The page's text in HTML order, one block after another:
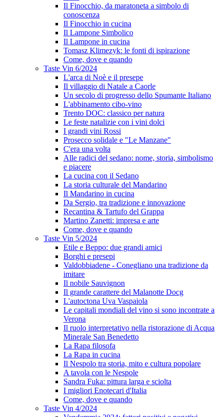
Il Finocchio, da maratoneta a simbolo di
conoscenza
Il Finocchio in cucina
Il Lampone Simbolico
Il Lampone in cucina
Tomasz Klimezyk: le fonti di ispirazione
Come, dove e quando
Taste Vin 6/2024
L'arca di Noè e il presepe
Il villaggio di Natale a Caorle
Un secolo di progresso dello Spumante Italiano
L'abbinamento cibo-vino
Trento DOC: classico per natura
Le feste natalizie con i vini dolci
I grandi vini Rossi
Prosecco solidale e "Le Manzane"
C'era una volta
Alle radici del sedano: nome, storia, simbolismo
e piacere
La cucina con il Sedano
La storia culturale del Mandarino
Il Mandarino in cucina
Da Sergio, tra tradizione e innovazione
Recantina & Tartufo del Grappa
Martino Zanetti: impresa e arte
Come, dove e quando
Taste Vin 5/2024
Etile e Beppo: due grandi amici
Borghi e presepi
Valdobbiadene - Conegliano una tradizione da
imitare
Il nobile Sauvignon
Il grande carattere del Malanotte Docg
L'autoctona Uva Vaspaiola
Le capitali mondiali del vino si sono incontrate a
Verona
Il ruolo interpretativo nella ristorazione di Acqua
Minerale San Benedetto
La Rapa filosofa
La Rapa in cucina
Il Nespolo tra storia, mito e cultura popolare
A tavola con le Nespole
Sandra Fuka: pittura larga e sciolta
I migliori Enotecari d'Italia
Come, dove e quando
Taste Vin 4/2024